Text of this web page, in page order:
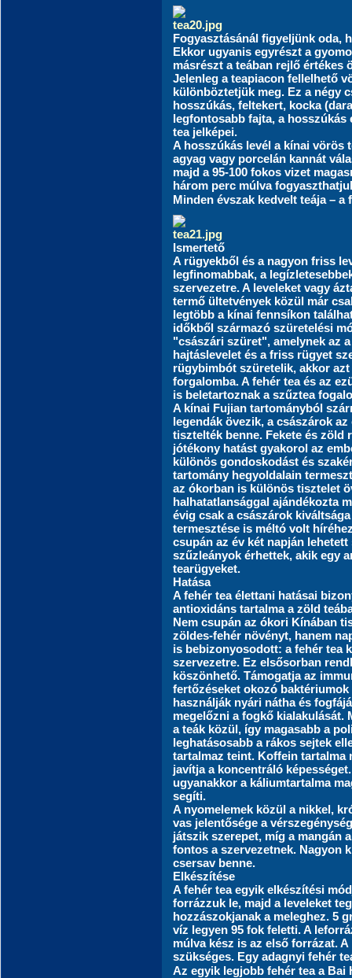
Fogyasztásánál figyeljünk oda,
Ekkor ugyanis egyrészt a
másrészt a teában rejlő értékes
Jelenleg a teapiacon fellelhető
különböztetjük meg. Ez a négy
hosszúkás, feltekert, kocka
legfontosabb fajta, a hosszúkás
tea jelképei.
A hosszúkás levél a kínai vörös
agyag vagy porcelán kannát
majd a 95-100 fokos vizet
három perc múlva
Minden évszak kedvelt teája – a
Ismertető
A rügyekből és a nagyon friss
legfinomabbak, a
szervezetre. A leveleket vagy
termő ültetvények közül már
legtöbb a kínai fennsíkon
időkből származó szüretelési
"császári szüret", amelynek az
hajtáslevelet és a friss rügyet
rügybimbót szüretelik, akkor
forgalomba. A fehér tea és az
is beletartoznak a szűztea
A kínai Fujian tartományból
legendák övezik, a császárok
tisztelték benne. Fekete és zöld
jótékony hatást gyakorol az
különös gondoskodást és
tartomány hegyoldalain
az ókorban is különös tisztelet
halhatatlansággal ajándékozta
évig csak a császárok
termesztése is méltó volt
csupán az év két napján
szűzleányok érhettek, akik egy
tearügyeket.
Hatása
A fehér tea élettani hatásai
antioxidáns tartalma a zöld
Nem csupán az ókori Kínában
zöldes-fehér növényt, hanem
is bebizonyosodott: a fehér tea
szervezetre. Ez elsősorban
köszönhető. Támogatja az
fertőzéseket okozó
használják nyári nátha és
megelőzni a fogkő kialakulását.
a teák közül, így magasabb a
leghatásosabb a rákos sejtek
tartalmaz teint. Koffein tartalma
javítja a koncentráló
ugyanakkor a káliumtartalma
segíti.
A nyomelemek közül a nikkel,
vas jelentősége a
játszik szerepet, míg a mangán
fontos a szervezetnek. Nagyon
csersav benne.
Elkészítése
A fehér tea egyik elkészítési
forrázzuk le, majd a leveleket
hozzászokjanak a meleghez. 5
víz legyen 95 fok feletti. A
múlva kész is az első forrázat.
szükséges. Egy adagnyi fehér
Az egyik legjobb fehér tea a Bai